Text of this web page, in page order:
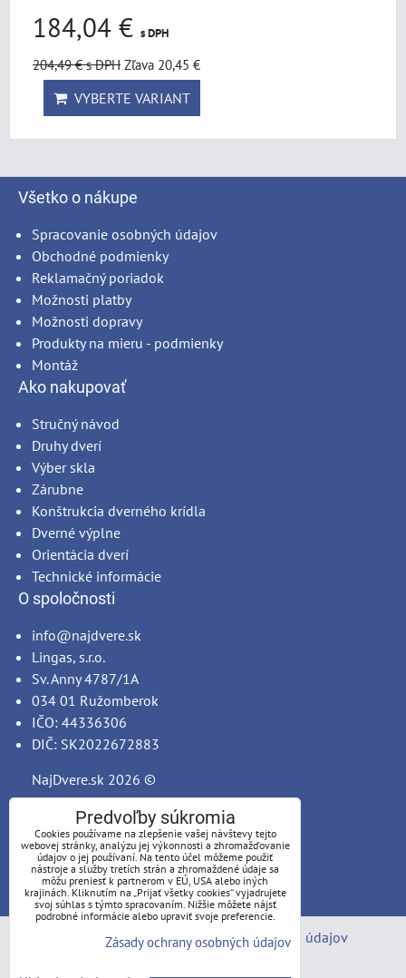
184,04 € s DPH
204,49 €s DPH Zľava 20,45 €
VYBERTE VARIANT
Všetko o nákupe
Spracovanie osobných údajov
Obchodné podmienky
Reklamačný poriadok
Možnosti platby
Možnosti dopravy
Produkty na mieru - podmienky
Montáž
Ako nakupovať
Stručný návod
Druhy dverí
Výber skla
Zárubne
Konštrukcia dverného krídla
Dverné výplne
Orientácia dverí
Technické informácie
O spoločnosti
info@najdvere.sk
Lingas, s.r.o.
Sv. Anny 4787/1A
034 01 Ružomberok
IČO: 44336306
DIČ: SK2022672883
NajDvere.sk 2026 ©
Predvoľby súkromia
Zásady ochrany osobných údajov
Predvoľby súkromia
Cookies používame na zlepšenie vašej návštevy tejto
webovej stránky, analýzu jej výkonnosti a zhromažďovanie
údajov o jej používaní. Na tento účel môžeme použiť
nástroje a služby tretích strán a zhromaždené údaje sa
môžu preniesť k partnerom v EÚ, USA alebo iných
krajinách. Kliknutím na „Prijať všetky cookies“ vyjadrujete
svoj súhlas s týmto spracovaním. Nižšie môžete nájsť
podrobné informácie alebo upraviť svoje preferencie.
Zásady ochrany osobných údajov